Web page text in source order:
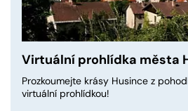
Virtuální prohlídka města
Prozkoumejte krásy Husince z
virtuální prohlídkou!